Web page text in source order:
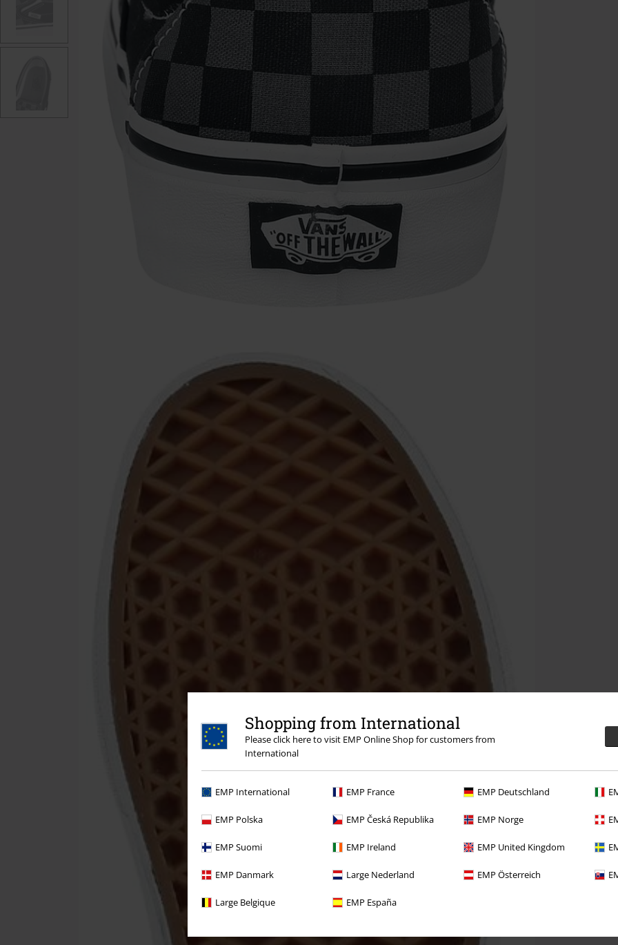
Shopping from International
Please click here to visit EMP Online Shop for customers from
International
EMP International EMP France EMP Deutschland
EMP Polska EMP Česká Republika EMP Norge
EMP Suomi EMP Ireland EMP United Kingdom
EMP Danmark Large Nederland EMP Österreich
Large Belgique EMP España